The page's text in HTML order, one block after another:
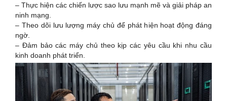
– Thực hiện các chiến lược sao lưu mạnh mẽ và giải pháp an
ninh mạng.
– Theo dõi lưu lượng máy chủ để phát hiện hoạt động đáng
ngờ.
– Đảm bảo các máy chủ theo kịp các yêu cầu khi nhu cầu
kinh doanh phát triển.